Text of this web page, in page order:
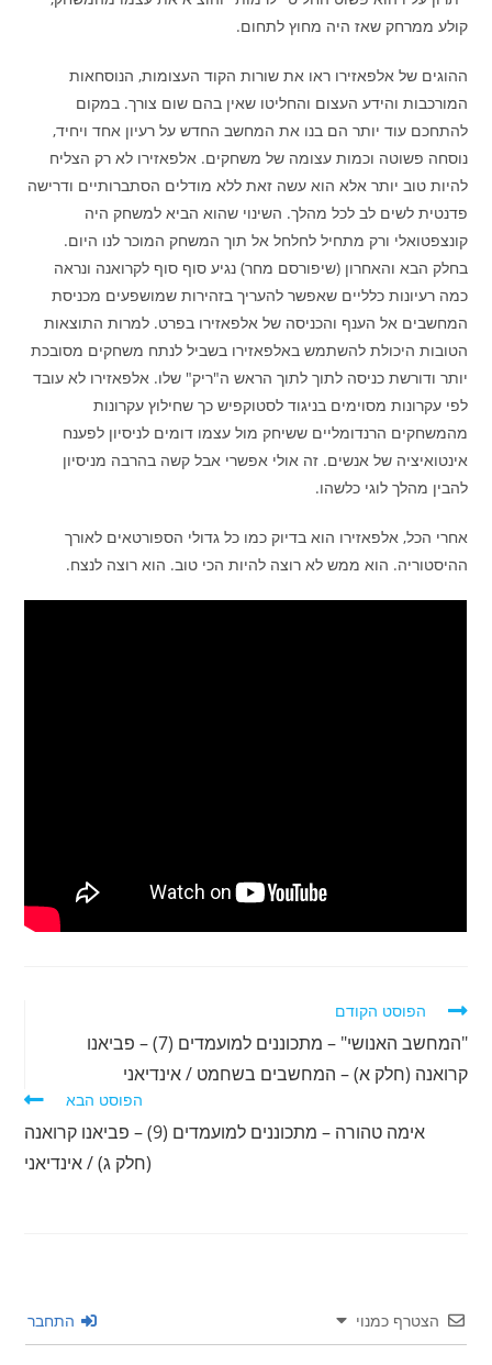
קולע ממרחק שאז היה מחוץ לתחום.
ההוגים של אלפאזירו ראו את שורות הקוד העצומות, הנוסחאות
המורכבות והידע העצום והחליטו שאין בהם שום צורך. במקום
להתחכם עוד יותר הם בנו את המחשב החדש על רעיון אחד ויחיד,
נוסחה פשוטה וכמות עצומה של משחקים. אלפאזירו לא רק הצליח
להיות טוב יותר אלא הוא עשה זאת ללא מודלים הסתברותיים ודרישה
פדנטית לשים לב לכל מהלך. השינוי שהוא הביא למשחק היה
קונצפטואלי ורק מתחיל לחלחל אל תוך המשחק המוכר לנו היום.
בחלק הבא והאחרון (שיפורסם מחר) נגיע סוף סוף לקרואנה ונראה
כמה רעיונות כלליים שאפשר להעריך בזהירות שמושפעים מכניסת
המחשבים אל הענף והכניסה של אלפאזירו בפרט. למרות התוצאות
הטובות היכולת להשתמש באלפאזירו בשביל לנתח משחקים מסובכת
יותר ודורשת כניסה לתוך לתוך הראש ה"ריק" שלו. אלפאזירו לא עובד
לפי עקרונות מסוימים בניגוד לסטוקפיש כך שחילוץ עקרונות
מהמשחקים הרנדומליים ששיחק מול עצמו דומים לניסיון לפענח
אינטואיציה של אנשים. זה אולי אפשרי אבל קשה בהרבה מניסיון
להבין מהלך לוגי כלשהו.
אחרי הכל, אלפאזירו הוא בדיוק כמו כל גדולי הספורטאים לאורך
ההיסטוריה. הוא ממש לא רוצה להיות הכי טוב. הוא רוצה לנצח.
לקרוא
נוספים
הפוסט הקודם
"המחשב האנושי" – מתכוננים למועמדים (7) – פביאנו
קרואנה (חלק א) – המחשבים בשחמט / אינדיאני
הפוסט הבא
אימה טהורה – מתכוננים למועמדים (9) – פביאנו קרואנה
(חלק ג) / אינדיאני
הצטרף כמנוי התחבר